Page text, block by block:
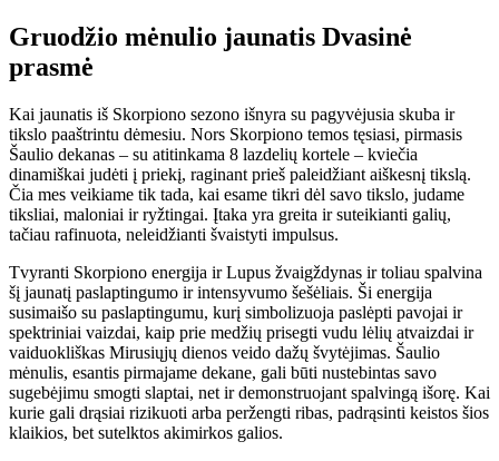
Gruodžio mėnulio jaunatis Dvasinė
prasmė
Kai jaunatis iš Skorpiono sezono išnyra su pagyvėjusia skuba ir
tikslo paaštrintu dėmesiu. Nors Skorpiono temos tęsiasi, pirmasis
Šaulio dekanas – su atitinkama 8 lazdelių kortele – kviečia
dinamiškai judėti į priekį, raginant prieš paleidžiant aiškesnį tikslą.
Čia mes veikiame tik tada, kai esame tikri dėl savo tikslo, judame
tiksliai, maloniai ir ryžtingai. Įtaka yra greita ir suteikianti galių,
tačiau rafinuota, neleidžianti švaistyti impulsus.
Tvyranti Skorpiono energija ir Lupus žvaigždynas ir toliau spalvina
šį jaunatį paslaptingumo ir intensyvumo šešėliais. Ši energija
susimaišo su paslaptingumu, kurį simbolizuoja paslėpti pavojai ir
spektriniai vaizdai, kaip prie medžių prisegti vudu lėlių atvaizdai ir
vaiduokliškas Mirusiųjų dienos veido dažų švytėjimas. Šaulio
mėnulis, esantis pirmajame dekane, gali būti nustebintas savo
sugebėjimu smogti slaptai, net ir demonstruojant spalvingą išorę. Kai
kurie gali drąsiai rizikuoti arba peržengti ribas, padrąsinti keistos šios
klaikios, bet sutelktos akimirkos galios.